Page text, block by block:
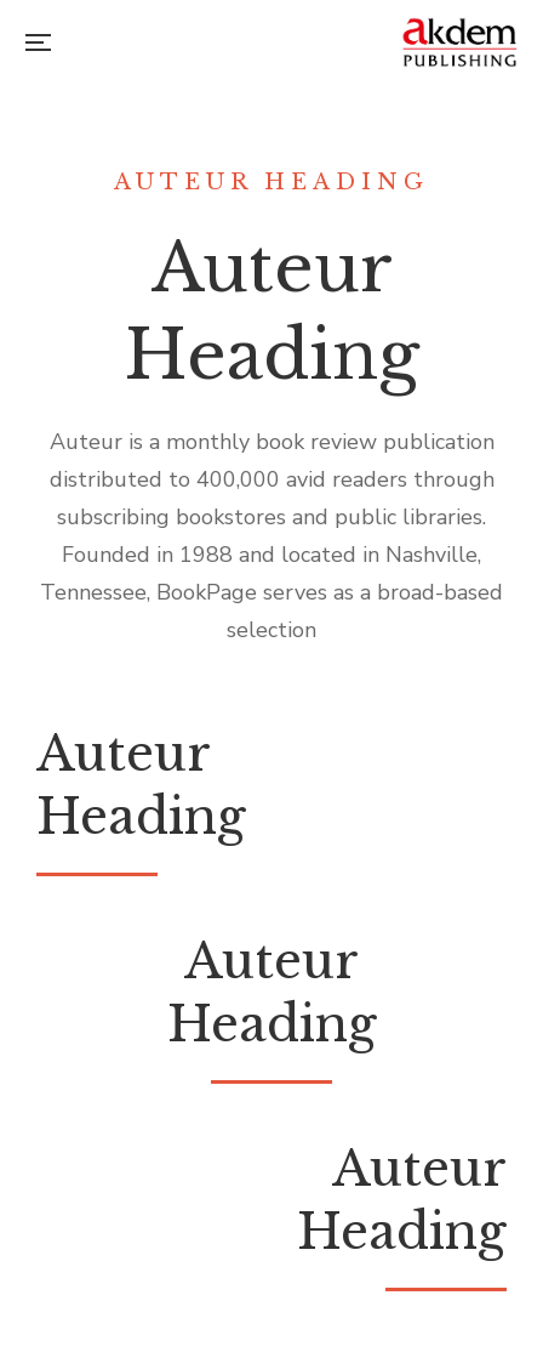
AUTEUR HEADING
Auteur
Heading
Auteur is a monthly book review publication
distributed to 400,000 avid readers through
subscribing bookstores and public libraries.
Founded in 1988 and located in Nashville,
Tennessee, BookPage serves as a broad-based
selection
Auteur
Heading
Auteur
Heading
Auteur
Heading